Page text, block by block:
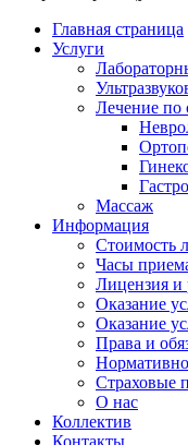
Главная страница
Услуги
Лечение по
Массаж
Информация
Стоимость
Часы
Лицензия и
Оказание
Оказание
Права и
Страховые
О нас
Коллектив
Контакты